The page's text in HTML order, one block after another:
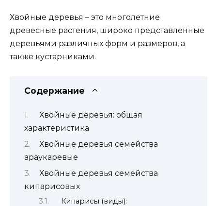
Хвойные деревья – это многолетние
древесные растения, широко представленные
деревьями различных форм и размеров, а
также кустарниками.
Содержание
Хвойные деревья: общая
характеристика
Хвойные деревья семейства
араукаревые
Хвойные деревья семейства
кипарисовых
Кипарисы (виды):